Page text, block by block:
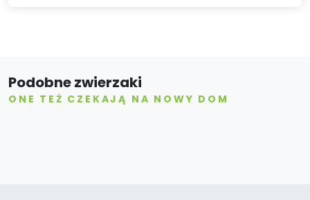
Podobne zwierzaki
ONE TEŻ CZEKAJĄ NA NOWY DOM